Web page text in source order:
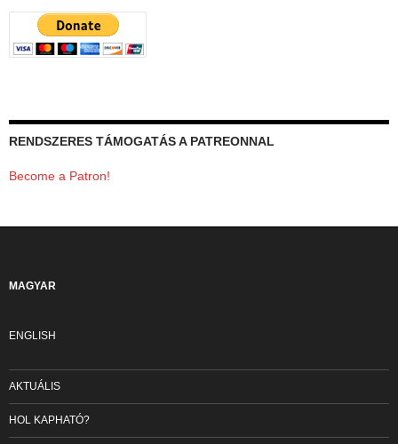
RENDSZERES TÁMOGATÁS A PATREONNAL
Become a Patron!
MAGYAR
ENGLISH
AKTUÁLIS
HOL KAPHATÓ?